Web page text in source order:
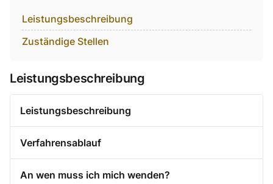
Leistungsbeschreibung
Zuständige Stellen
Leistungsbeschreibung
Leistungsbeschreibung
Verfahrensablauf
An wen muss ich mich wenden?